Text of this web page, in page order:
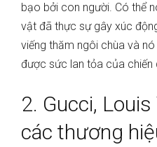
bạo bởi con người. Có thể
vật đã thực sự gây xúc
viếng thăm ngôi chùa và
được sức lan tỏa của chiến
2. Gucci,
các thương